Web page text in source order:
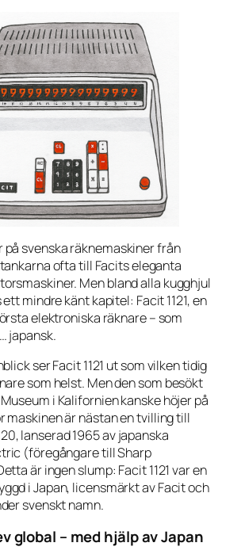
på svenska räknemaskiner från
ofta till Facits eleganta
Men bland alla kugghjul
mindre känt kapitel: Facit 1121, en
elektroniska räknare – som
japansk.
ser Facit 1121 ut som vilken tidig
som helst. Men den som besökt
i Kalifornien kanske höjer på
maskinen är nästan en tvilling till
lanserad 1965 av japanska
(föregångare till Sharp
är ingen slump: Facit 1121varen
i Japan, licensmärkt av Facit och
svenskt namn.
global – med hjälp av Japan